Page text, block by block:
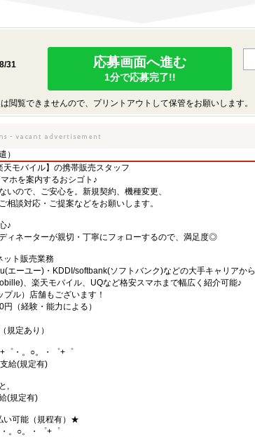
31
応募画面へ進む
1分で応募完了!!
閲覧できませんので、プリントアウトして保管をお願いします。
）
天モバイル】の携帯販売スタッフ
ホを案内するおシゴト♪
いので、ご安心を。新規契約、機種変更、
相談対応・ご提案などをお願いします。
♪
ィネーターが親切・丁寧にフォローするので、満足度◎
ット販売業務
エーユー)・KDDI/softbank(ソフトバンク)などの大手キャリアから
、楽天モバイル、UQなど格安スマホまで幅広く紹介可能♪
プル）店舗もございます！
（経験・能力による）
規定あり）
゜・。○。・゜+゜
給(規定有)
,
(規定有)
い可能（規程有）★
。○。・゜+゜